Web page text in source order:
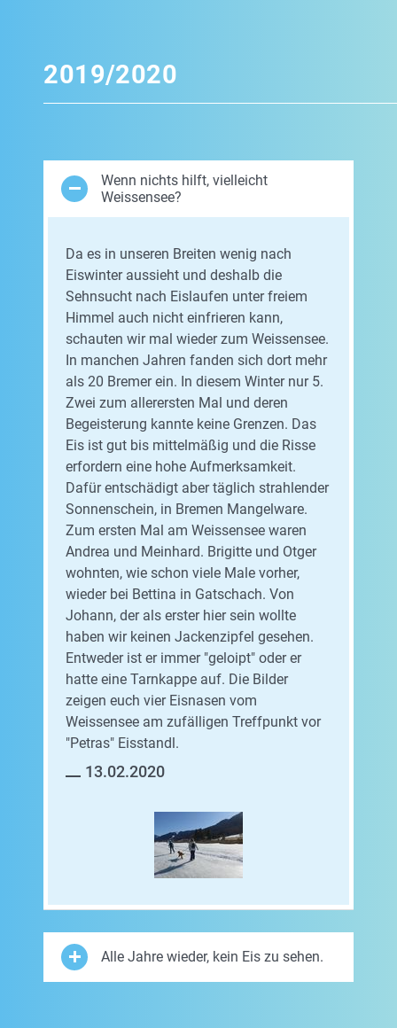
2019/2020
Wenn nichts hilft, vielleicht
Weissensee?
Da es in unseren Breiten wenig nach
Eiswinter aussieht und deshalb die
Sehnsucht nach Eislaufen unter freiem
Himmel auch nicht einfrieren kann,
schauten wir mal wieder zum Weissensee.
In manchen Jahren fanden sich dort mehr
als 20 Bremer ein. In diesem Winter nur 5.
Zwei zum allerersten Mal und deren
Begeisterung kannte keine Grenzen. Das
Eis ist gut bis mittelmäßig und die Risse
erfordern eine hohe Aufmerksamkeit.
Dafür entschädigt aber täglich strahlender
Sonnenschein, in Bremen Mangelware.
Zum ersten Mal am Weissensee waren
Andrea und Meinhard. Brigitte und Otger
wohnten, wie schon viele Male vorher,
wieder bei Bettina in Gatschach. Von
Johann, der als erster hier sein wollte
haben wir keinen Jackenzipfel gesehen.
Entweder ist er immer "geloipt" oder er
hatte eine Tarnkappe auf. Die Bilder
zeigen euch vier Eisnasen vom
Weissensee am zufälligen Treffpunkt vor
"Petras" Eisstandl.
13.02.2020
Alle Jahre wieder, kein Eis zu sehen.